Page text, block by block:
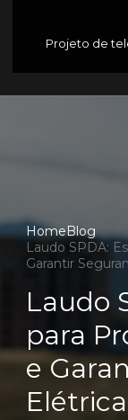
Projeto de
HomeBlog
Laudo SPDA:
Garantir
Laudo
para
e